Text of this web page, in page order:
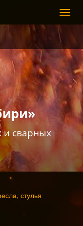
и сварных
стулья